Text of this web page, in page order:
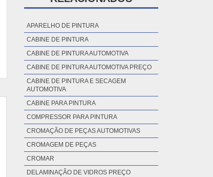
APARELHO DE PINTURA
CABINE DE PINTURA
CABINE DE PINTURA AUTOMOTIVA
CABINE DE PINTURA AUTOMOTIVA PREÇO
CABINE DE PINTURA E SECAGEM
AUTOMOTIVA
CABINE PARA PINTURA
COMPRESSOR PARA PINTURA
CROMAÇÃO DE PEÇAS AUTOMOTIVAS
CROMAGEM DE PEÇAS
CROMAR
DELAMINAÇÃO DE VIDROS PREÇO